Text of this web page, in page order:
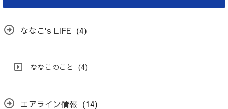
ななこ's LIFE (4)
ななこのこと (4)
エアライン情報 (14)